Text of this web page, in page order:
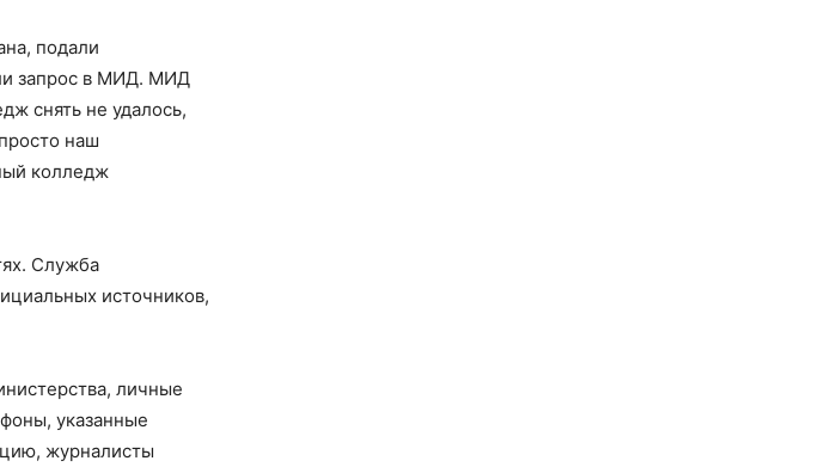
подали
запрос в МИД. МИД
снять не удалось,
наш
колледж
Служба
источников,
личные
указанные
журналисты